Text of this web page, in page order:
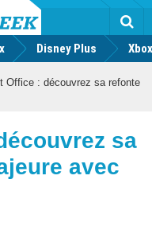
Disney Plus
Office : découvrez sa refonte
sa
avec
Youtube